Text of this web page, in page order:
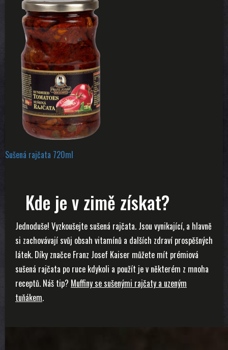
Sušená rajčata 720ml
Kde je v zimě získat?
Jednoduše! Vyzkoušejte sušená rajčata. Jsou vynikající, a hlavně
si zachovávají svůj obsah vitamínů a dalších zdraví prospěšných
látek. Díky značce Franz Josef Kaiser můžete mít prémiová
sušená rajčata po ruce kdykoli a použít je v některém z mnoha
receptů. Náš tip? Muffiny se sušenými rajčaty a uzeným
tuňákem.